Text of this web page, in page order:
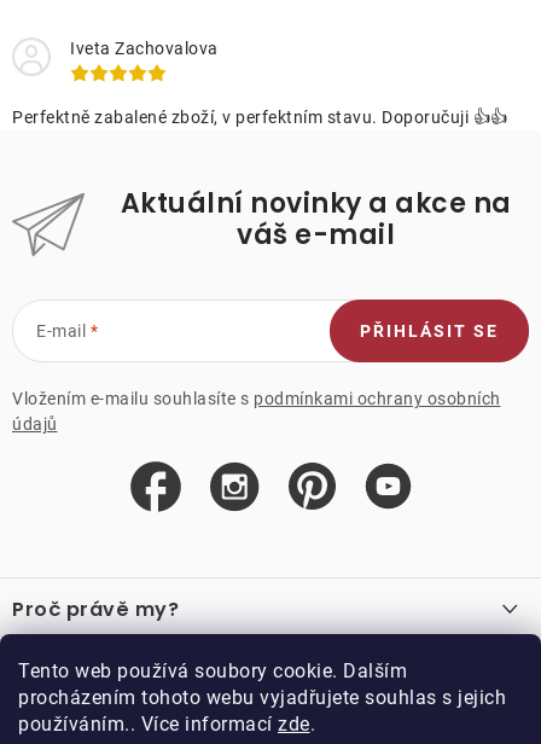
Tento web používá soubory cookie. Dalším
procházením tohoto webu vyjadřujete souhlas s jejich
používáním.. Více informací zde.
Iveta Zachovalova
Perfektně zabalené zboží, v perfektním stavu. Doporučuji 👍👍
Aktuální novinky a akce na
váš e-mail
E-mail
Vložením e-mailu souhlasíte s podmínkami ochrany osobních
údajů
PŘIHLÁSIT SE
á
p
a
Proč právě my?
Recenze
Důležité odkazy
Velkoobchod
O nákupu